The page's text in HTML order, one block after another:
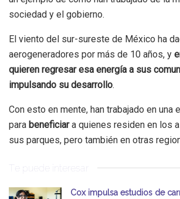
sociedad y el gobierno.
El viento del sur-sureste de México ha
aerogeneradores por más de 10 años, y
quieren regresar esa energía a sus
impulsando su desarrollo.
Con esto en mente, han trabajado en una
para beneficiara quienes residen en los
sus parques, pero también en otras
Te puede interesar
Cox impulsa estudios de